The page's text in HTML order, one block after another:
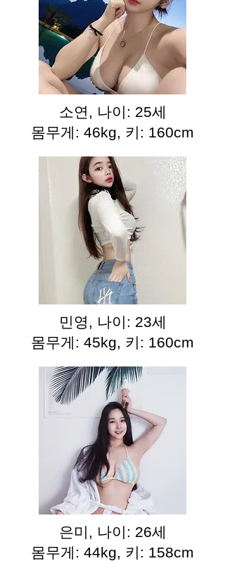
소연, 나이: 25세
몸무게: 46kg, 키: 160cm
민영, 나이: 23세
몸무게: 45kg, 키: 160cm
은미, 나이: 26세
몸무게: 44kg, 키: 158cm